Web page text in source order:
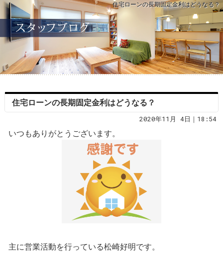
住宅ローンの長期固定金利はどうなる？
住宅ローンの長期固定金利はどうなる？
2020年11月 4日｜18:54
いつもありがとうございます。
主に営業活動を行っている松崎好明です。